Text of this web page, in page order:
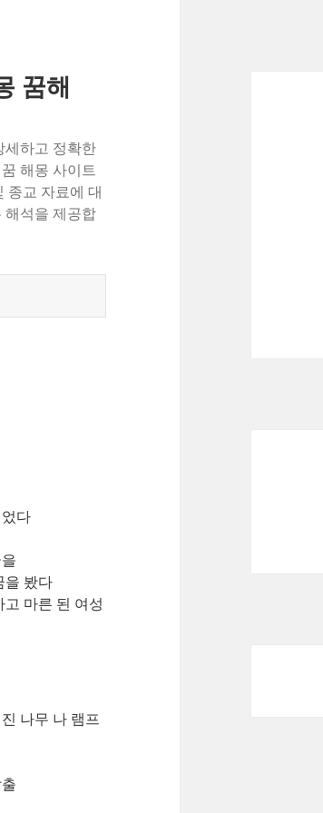
꿈해
세하고 정확한
해몽 사이트
종교 자료에 대
해석을 제공합
다
을 봤다
마른 된 여성
나무 나 램프